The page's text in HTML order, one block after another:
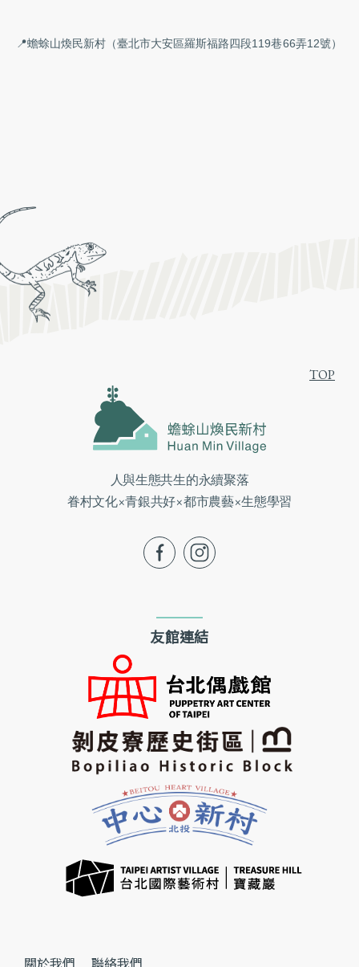
📍蟾蜍山煥民新村（臺北市大安區羅斯福路四段119巷66弄12號）
TOP
人與生態共生的永續聚落
眷村文化×青銀共好×都市農藝×生態學習
fb ig
友館連結
關於我們 聯絡我們